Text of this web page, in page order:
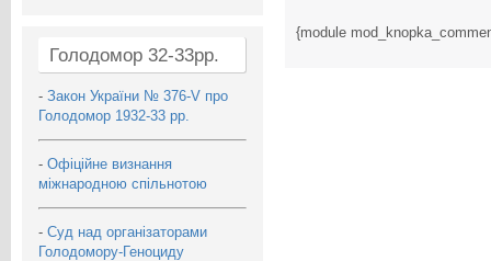
Голодомор 32-33рр.
- Закон України № 376-V про
Голодомор 1932-33 рр.
- Офіційне визнання
міжнародною спільнотою
- Суд над організаторами
Голодомору-Геноциду
{module